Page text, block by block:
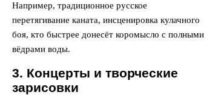
Например, традиционное русское
перетягивание каната, инсценировка кулачного
боя, кто быстрее донесёт коромысло с полными
вёдрами воды.
3. Концерты и творческие
зарисовки